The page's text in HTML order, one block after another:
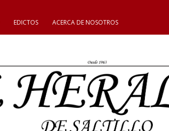
EDICTOS ACERCA DE NOSOTROS